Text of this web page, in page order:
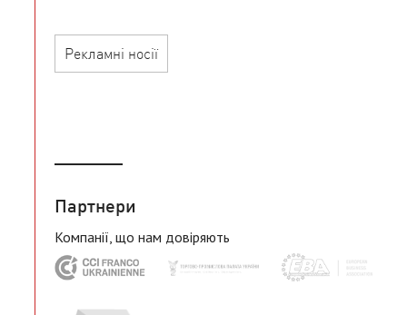
Рекламні носії
Партнери
Компанії, що нам довіряють